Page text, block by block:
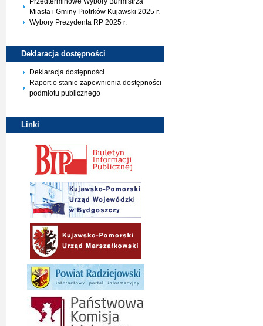
Miasta i Gminy Piotrków Kujawski 2025 r.
Wybory Prezydenta RP 2025 r.
Deklaracja dostępności
Deklaracja dostępności
Raport o stanie zapewnienia dostępności
podmiotu publicznego
Linki